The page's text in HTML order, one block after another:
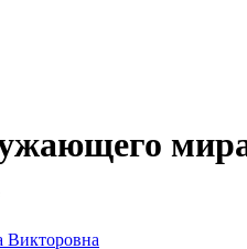
Викторовна